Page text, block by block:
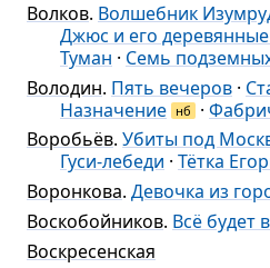
Волков. Волшебник
Джюс и его
Туман · Семь
Володин. Пять вечеров ·
Назначение нб ·
Воробьёв. Убиты под
Гуси-лебеди · Тётка
Воронкова. Девочка из
Воскобойников. Всё будет
Воскресенская